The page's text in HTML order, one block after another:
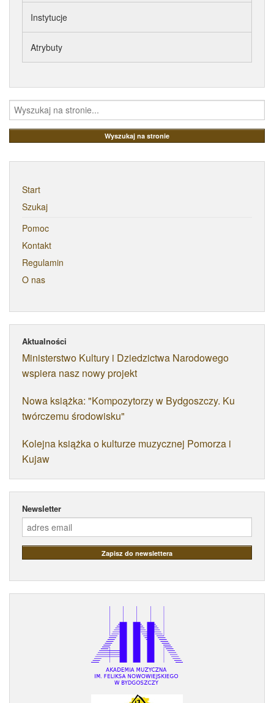
Instytucje
Atrybuty
Start
Szukaj
Pomoc
Kontakt
Regulamin
O nas
Aktualności
Ministerstwo Kultury i Dziedzictwa Narodowego
wspiera nasz nowy projekt
Nowa książka: "Kompozytorzy w Bydgoszczy. Ku
twórczemu środowisku"
Kolejna książka o kulturze muzycznej Pomorza i
Kujaw
Newsletter